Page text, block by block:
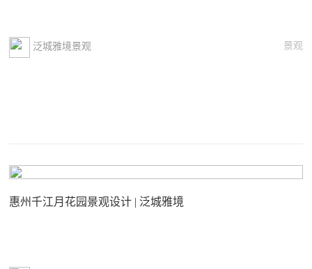
泛城雅境景观 景观
惠州千江月花园景观设计 | 泛城雅境